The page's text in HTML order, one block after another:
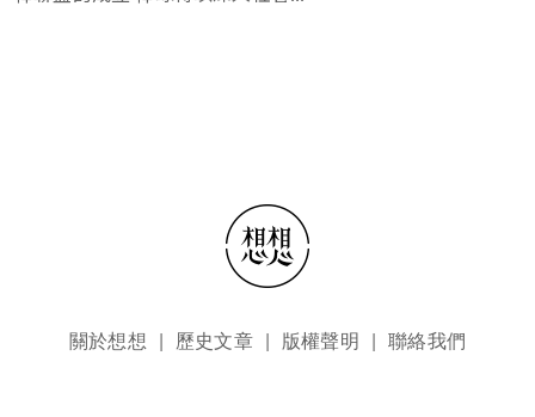
頁尾選單關於想想 歷史文章 版權聲明 聯絡我們